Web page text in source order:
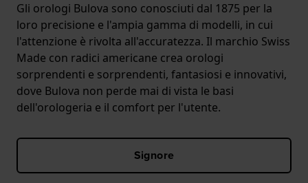
Gli orologi Bulova sono conosciuti dal 1875 per la
loro precisione e l'ampia gamma di modelli, in cui
l'attenzione è rivolta all'accuratezza. Il marchio Swiss
Made con radici americane crea orologi
sorprendenti e sorprendenti, fantasiosi e innovativi,
dove Bulova non perde mai di vista le basi
dell'orologeria e il comfort per l'utente.
Signore